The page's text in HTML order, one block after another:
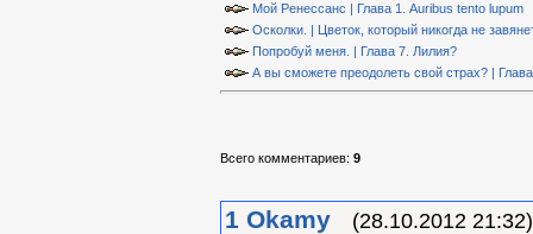
Мой Ренессанс | Глава 1. Auribus tento lupum
Осколки. | Цветок, который никогда не
Попробуй меня. | Глава 7. Лилия?
А вы сможете преодолеть свой страх? |
Всего комментариев: 9
1 Okamy (28.10.2012 21:32)